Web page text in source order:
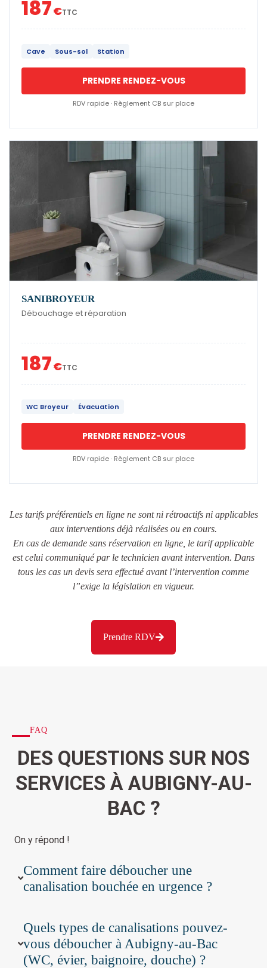
187€TTC
Cave Sous-sol Station
PRENDRE RENDEZ-VOUS
RDV rapide · Règlement CB sur place
SANIBROYEUR
Débouchage et réparation
187€TTC
WC Broyeur Évacuation
PRENDRE RENDEZ-VOUS
RDV rapide · Règlement CB sur place
Les tarifs préférentiels en ligne ne sont ni rétroactifs ni applicables
aux interventions déjà réalisées ou en cours.
En cas de demande sans réservation en ligne, le tarif applicable
est celui communiqué par le technicien avant intervention. Dans
tous les cas un devis sera effectué avant l’intervention comme
l”exige la législation en vigueur.
Prendre RDV
FAQ
DES QUESTIONS SUR NOS
SERVICES À AUBIGNY-AU-
BAC ?
On y répond !
Comment faire déboucher une
canalisation bouchée en urgence ?
Quels types de canalisations pouvez-
vous déboucher à Aubigny-au-Bac
(WC, évier, baignoire, douche) ?